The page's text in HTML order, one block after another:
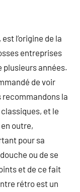
l’origine de la
entreprises
plusieurs années.
de voir
recommandons la
et le
outre,
pour sa
ou de se
et de ce fait
rétro est un